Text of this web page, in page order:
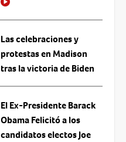
Las celebraciones y
protestas en Madison
tras la victoria de Biden
El Ex-Presidente Barack
Obama Felicitó a los
candidatos electos Joe